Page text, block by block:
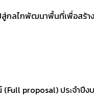
สู่กลไกพัฒนาพื้นที่เพื่อสร้า
proposal) ประจำปีง